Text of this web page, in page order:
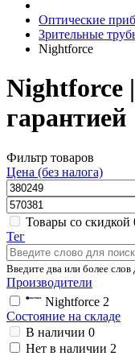
Оптические
Зрительные
Nightforce
Nightforce
гарантией
Фильтр товаров
Цена (без налога)
Товары со скидкой
Тег
Введите два или более слов
Производители
Nightforce 2
Состояние на складе
В наличии 0
Нет в наличии 2